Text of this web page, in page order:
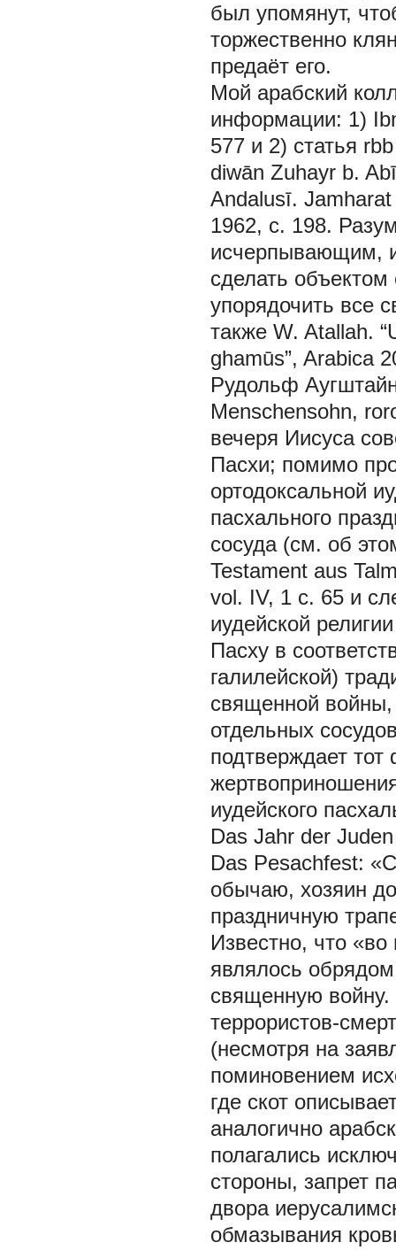
был упомянут,
торжественно
предаёт его.
Мой арабский
информации: 1)
577 и 2) статья
diwān Zuhayr b.
Andalusī.
1962, с. 198.
исчерпывающим, и
сделать
упорядочить все
также W. Atallah.
ghamūs”, Arabica
Рудольф
Menschensohn,
вечеря Иисуса
Пасхи; помимо
ортодоксальной
пасхального
сосуда (см. об
Testament aus
vol. IV, 1 с. 65 и
иудейской
Пасху в
галилейской)
священной
отдельных
подтверждает
иудейского
Das Jahr der
Das Pesachfest:
обычаю, хозяин
праздничную
Известно, что
являлось
священную войну.
террористов-
(несмотря на
поминовением
где скот
аналогично
полагались
стороны, запрет
двора
обмазывания